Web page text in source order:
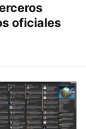
oficiales